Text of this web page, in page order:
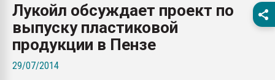
ближайшее
Подмосковье, Москва
Лукойл обсуждает проект по
выпуску пластиковой
продукции в Пензе
29/07/2014